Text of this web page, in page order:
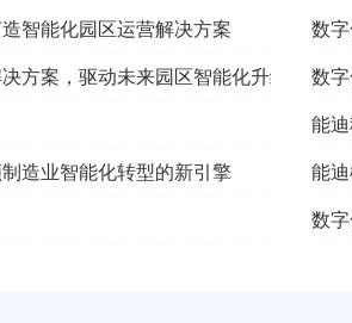
智能化园区运营解决方案 数
方案，驱动未来园区智能化升级 数
能
造业智能化转型的新引擎 能
数